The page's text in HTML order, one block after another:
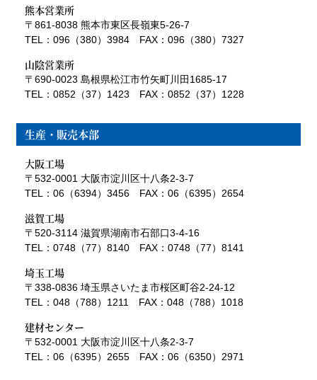
熊本営業所
〒861-8038 熊本市東区長嶺東5-26-7
TEL：096（380）3984 FAX：096（380）7327
山陰営業所
〒690-0023 島根県松江市竹矢町川田1685-17
TEL：0852（37）1423 FAX：0852（37）1228
生産・販売本部
大阪工場
〒532-0001 大阪市淀川区十八条2-3-7
TEL：06（6394）3456 FAX：06（6395）2654
滋賀工場
〒520-3114 滋賀県湖南市石部口3-4-16
TEL：0748（77）8140 FAX：0748（77）8141
埼玉工場
〒338-0836 埼玉県さいたま市桜区町谷2-24-12
TEL：048（788）1211 FAX：048（788）1018
建材センター
〒532-0001 大阪市淀川区十八条2-3-7
TEL：06（6395）2655 FAX：06（6350）2971